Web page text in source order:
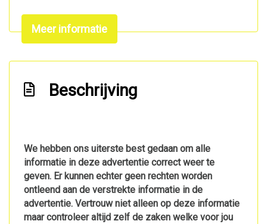
Armsteun voor
Bestuurdersstoel in hoogte verstelbaar
Passagiersstoel
Exterieur
Buitenspiegels elektrisch verstel- en
verwarmbaar
Centrale vergrendeling met afstandsbediening
Mistlampen voor adaptief
Meer informatie
Beschrijving
We hebben ons uiterste best gedaan om alle
informatie in deze advertentie correct weer te
geven. Er kunnen echter geen rechten worden
ontleend aan de verstrekte informatie in de
advertentie. Vertrouw niet alleen op deze informatie
maar controleer altijd zelf de zaken welke voor jou